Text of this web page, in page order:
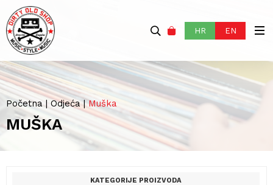
HR EN
Početna| Odjeća|Muška
MUŠKA
KATEGORIJE PROIZVODA